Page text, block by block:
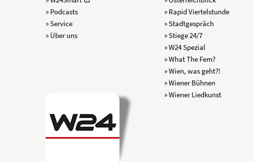
» Podcasts
» Service
» Über uns
» Rapid Viertelstunde
» Stadtgespräch
» Stiege 24/7
» W24 Spezial
» What The Fem?
» Wien, was geht?!
» Wiener Bühnen
» Wiener Liedkunst